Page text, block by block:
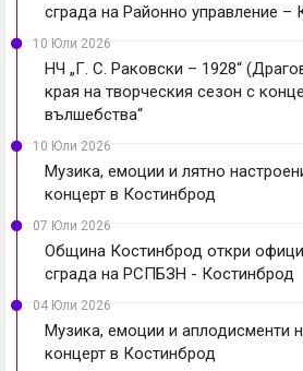
сграда на Районно управление –
10 Юли 2026
НЧ „Г. С. Раковски – 1928“
края на творческия сезон с
вълшебства“
10 Юли 2026
Музика, емоции и лятно
концерт в Костинброд
07 Юли 2026
Община Костинброд откри
сграда на РСПБЗН - Костинброд
04 Юли 2026
Музика, емоции и аплодисменти
концерт в Костинброд